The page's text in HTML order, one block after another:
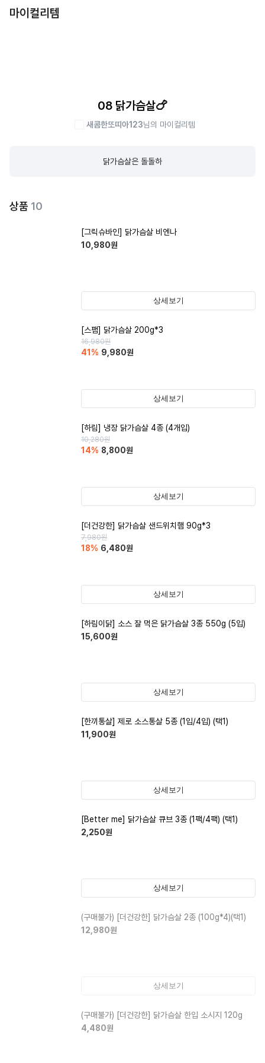
마이컬리템
08 닭가슴살🍗
새콤한또띠아123님의 마이컬리템
닭가슴살은 돌돌하
상품 10
[그릭슈바인] 닭가슴살 비엔나
10,980원
상세보기
[스팸] 닭가슴살 200g*3
16,980원
41 % 9,980원
상세보기
[하림] 냉장 닭가슴살 4종 (4개입)
10,280원
14% 8,800원
상세보기
[더건강한] 닭가슴살 샌드위치햄 90g*3
7,980원
18% 6,480원
상세보기
[하림이닭] 소스 잘 먹은 닭가슴살 3종 550g (5입)
15,600원
상세보기
[한끼통살] 제로 소스통살 5종 (1입/4입) (택1)
11,900원
상세보기
[Better me] 닭가슴살 큐브 3종 (1팩/4팩) (택1)
2,250원
상세보기
(구매불가) [더건강한] 닭가슴살 2종 (100g*4)(택1)
12,980원
상세보기
(구매불가) [더건강한] 닭가슴살 한입 소시지 120g
4,480원